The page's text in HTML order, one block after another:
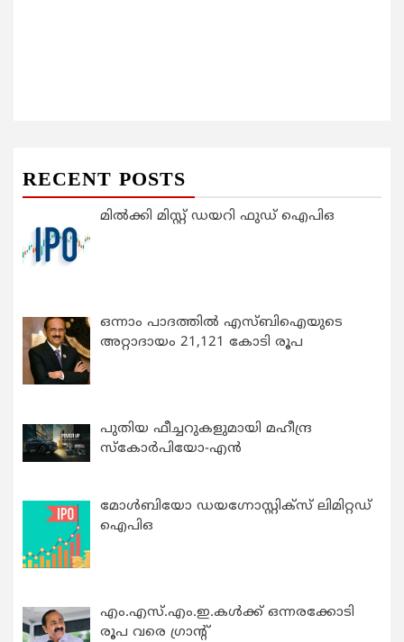
RECENT POSTS
മിൽക്കി മിസ്റ്റ് ഡയറി ഫുഡ് ഐപിഒ
ഒന്നാം പാദത്തിൽ എസ്ബിഐയുടെ
അറ്റാദായം 21,121 കോടി രൂപ
പുതിയ ഫീച്ചറുകളുമായി മഹീന്ദ്ര
സ്കോർപിയോ-എൻ
മോൾബിയോ ഡയഗ്നോസ്റ്റിക്സ് ലിമിറ്റഡ്
ഐപിഒ
എം.എസ്.എം.ഇ.കൾക്ക് ഒന്നരക്കോടി
രൂപ വരെ ഗ്രാന്റ്